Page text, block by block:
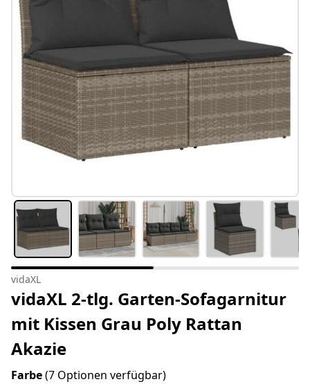
#sharemevidaxl
vidaXL
vidaXL 2-tlg. Garten-Sofagarnitur
mit Kissen Grau Poly Rattan
Akazie
Farbe(7 Optionen verfügbar)